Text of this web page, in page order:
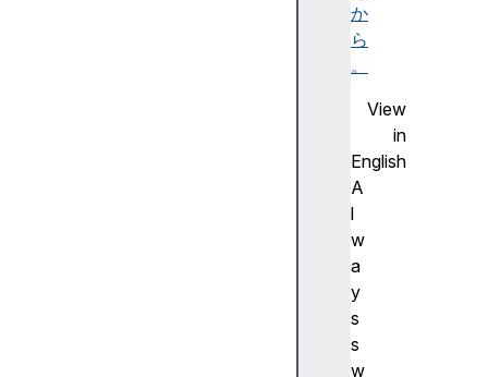
か
ら
。
View
in
English
A
l
w
a
y
s
s
w